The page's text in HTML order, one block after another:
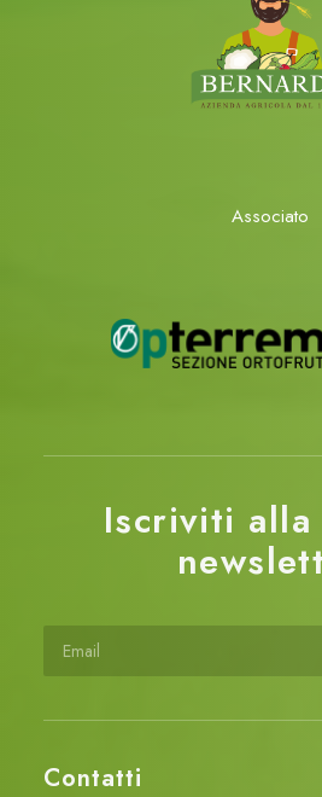
Associato
Iscriviti alla
Contatti